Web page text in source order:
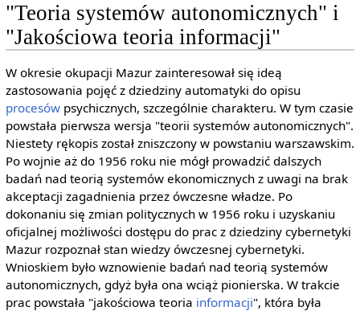
"Teoria systemów autonomicznych" i
"Jakościowa teoria informacji"
W okresie okupacji Mazur zainteresował się ideą
zastosowania pojęć z dziedziny automatyki do opisu
procesówpsychicznych, szczególnie charakteru. W tym czasie
powstała pierwsza wersja "teorii systemów autonomicznych".
Niestety rękopis został zniszczony w powstaniu warszawskim.
Po wojnie aż do 1956 roku nie mógł prowadzić dalszych
badań nad teorią systemów ekonomicznych z uwagi na brak
akceptacji zagadnienia przez ówczesne władze. Po
dokonaniu się zmian politycznych w 1956 roku i uzyskaniu
oficjalnej możliwości dostępu do prac z dziedziny cybernetyki
Mazur rozpoznał stan wiedzy ówczesnej cybernetyki.
Wnioskiem było wznowienie badań nad teorią systemów
autonomicznych, gdyż była ona wciąż pionierska. W trakcie
prac powstała "jakościowa teoria informacji", która była